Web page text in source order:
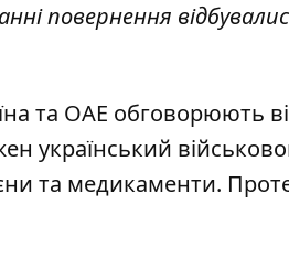
повернення
та ОАЕ обговорюють
український
та медикаменти.